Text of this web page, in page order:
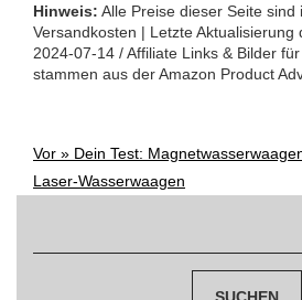
Hinweis: Alle Preise dieser Seite sind
Versandkosten | Letzte Aktualisierung
2024-07-14 / Affiliate Links & Bilder
stammen aus der Amazon Product
Post
Vor » Dein Test:
Laser-Wasserwaagen